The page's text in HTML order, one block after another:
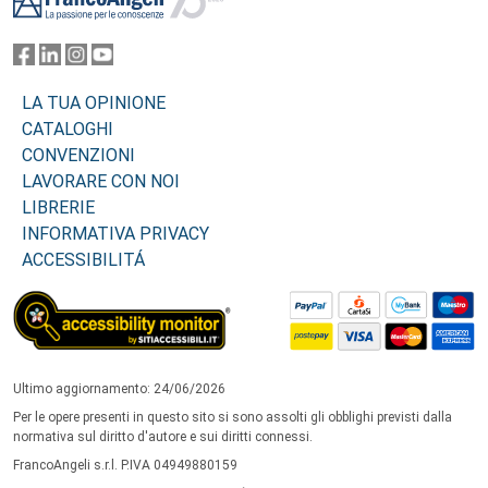
LA TUA OPINIONE
CATALOGHI
CONVENZIONI
LAVORARE CON NOI
LIBRERIE
INFORMATIVA PRIVACY
ACCESSIBILITÁ
Ultimo aggiornamento: 24/06/2026
Per le opere presenti in questo sito si sono assolti gli obblighi previsti dalla
normativa sul diritto d'autore e sui diritti connessi.
FrancoAngeli s.r.l. P.IVA 04949880159